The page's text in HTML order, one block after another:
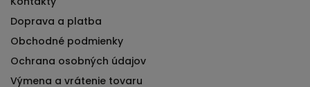
Doprava a platba
Obchodné podmienky
Ochrana osobných údajov
Výmena a vrátenie tovaru